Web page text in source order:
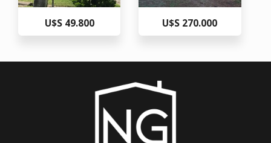
U$S 49.800 U$S 270.000